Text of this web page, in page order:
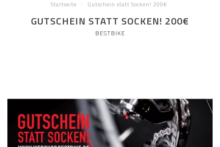
Startseite / Gutschein statt Socken! 200€
GUTSCHEIN STATT SOCKEN! 200€
BESTBIKE